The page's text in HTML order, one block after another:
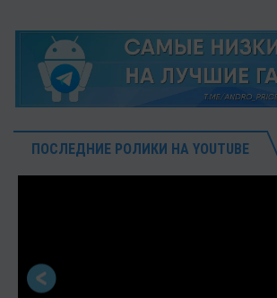
ПОСЛЕДНИЕ РОЛИКИ НА YOUTUBE